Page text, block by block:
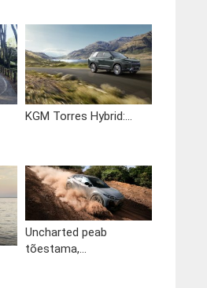
KGM Torres Hybrid:...
Uncharted peab
tõestama,...